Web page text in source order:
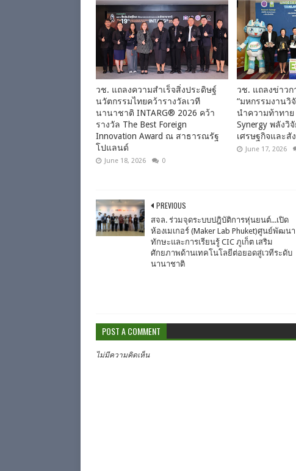
วช. แถลงความสำเร็จสิ่งประดิษฐ์
นวัตกรรมไทยคว้ารางวัลเวที
นานาชาติ INTARG® 2026 คว้า
รางวัล The Best Foreign
Innovation Award ณ สาธารณรัฐ
โปแลนด์
June 18, 2026 0
วช. แถลงข่าวก
“มหกรรมงานวิ
นำความท้าทาย
Synergy พลังวิ
เศรษฐกิจและสั
June 17, 2026
PREVIOUS
สจล. ร่วมจุดระบบปฎิบัติการหุ่นยนต์...เปิด
ห้องเมเกอร์ (Maker Lab Phuket)ศูนย์พัฒนา
ทักษะและการเรียนรู้ CIC ภูเก็ต เสริม
ศักยภาพด้านเทคโนโลยีต่อยอดสู่เวทีระดับ
นานาชาติ
POST A COMMENT
ไม่มีความคิดเห็น